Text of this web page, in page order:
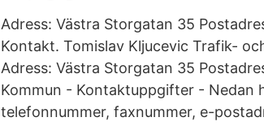
Adress: Västra Storgatan 35
Kontakt. Tomislav Kljucevic Trafik-
Adress: Västra Storgatan 35
Kommun - Kontaktuppgifter - Nedan
telefonnummer, faxnummer, e-